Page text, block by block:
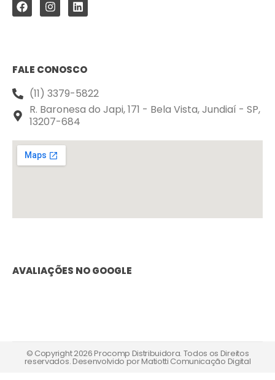
FALE CONOSCO
(11) 3379-5822
R. Baronesa do Japi, 171 - Bela Vista, Jundiaí - SP,
13207-684
AVALIAÇÕES NO GOOGLE
© Copyright 2026 Procomp Distribuidora. Todos os Direitos
reservados. Desenvolvido porMatiotti Comunicação Digital